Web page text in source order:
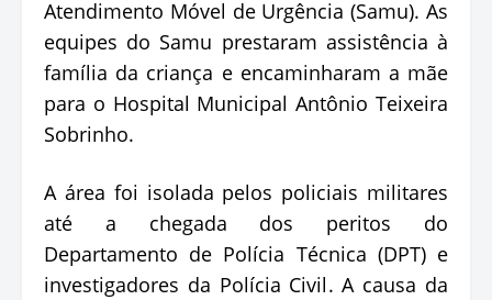
Atendimento Móvel de Urgência (Samu). As
equipes do Samu prestaram assistência à
família da criança e encaminharam a mãe
para o Hospital Municipal Antônio Teixeira
Sobrinho.
A área foi isolada pelos policiais militares
até a chegada dos peritos do
Departamento de Polícia Técnica (DPT) e
investigadores da Polícia Civil. A causa da